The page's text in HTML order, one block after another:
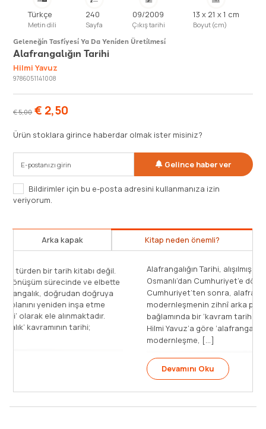
Türkçe
Metin dili
240
Sayfa
09/2009
Çıkış tarihi
13 x 21 x 1 cm
Boyut (cm)
Geleneği̇n Tasfi̇yesi̇ Ya Da Yeni̇den Üreti̇lmesi̇
Alafrangalığın Tarihi
Hilmi Yavuz
9786051141008
€5,00 € 2,50
Ürün stoklara girince haberdar olmak ister misiniz?
Gelince haber ver
Bildirimler için bu e-posta adresini kullanmanıza izin
veriyorum.
Arka kapak Kitap neden önemli?
Alafrangalığın Tarihi, alışılmış türden bir tarih kitabı değil.
Osmanlı’dan Cumhuriyet’e dönüşüm sürecinde ve elbette
Cumhuriyet’ten sonra, alafrangalık, doğrudan doğruya
modernleşmenin zihnî arka planını yeniden inşa etme
bağlamında bir ‘kavram tarihi’ olarak ele alınmaktadır.
Hilmi Yavuz’a göre ‘alafrangalık’ kavramının tarihi;